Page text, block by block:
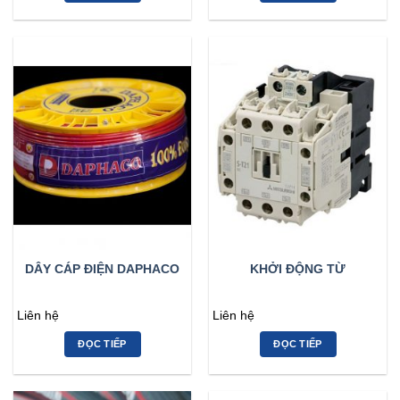
DÂY CÁP ĐIỆN DAPHACO
Liên hệ
ĐỌC TIẾP
KHỞI ĐỘNG TỪ
Liên hệ
ĐỌC TIẾP